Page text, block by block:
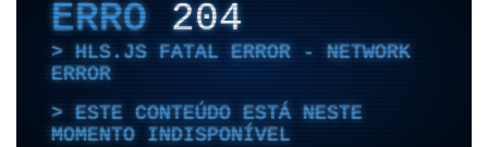
ERRO204
HLS.JS FATAL ERROR - NETWORK
ERROR
ESTE CONTEÚDO ESTÁ NESTE
MOMENTO INDISPONÍVEL